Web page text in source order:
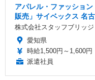
アパレル・ファッショ
販売」サイベックス 名
株式会社スタッフブリッジ
愛知県
時給1,500円～1,600円
派遣社員